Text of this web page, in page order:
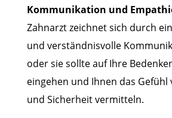
Kommunikation und
Zahnarzt zeichnet sich durch
und verständnisvolle
oder sie sollte auf Ihre
eingehen und Ihnen das
und Sicherheit vermitteln.